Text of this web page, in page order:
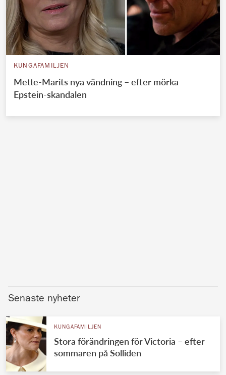
KUNGAFAMILJEN
Mette-Marits nya vändning – efter mörka
Epstein-skandalen
Senaste nyheter
KUNGAFAMILJEN
Stora förändringen för Victoria – efter
sommaren på Solliden